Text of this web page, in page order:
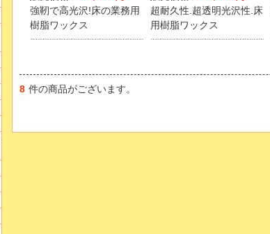
強靭で高光沢!床の業務用
樹脂ワックス
超耐久性.超透明光沢性.床
用樹脂ワックス
8 件の商品がございます。